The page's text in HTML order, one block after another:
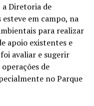
a Diretoria de
em campo, na
para realizar
apoio existentes e
avaliar e sugerir
de
no Parque